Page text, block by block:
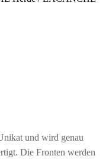
und wird genau
Die Fronten werden